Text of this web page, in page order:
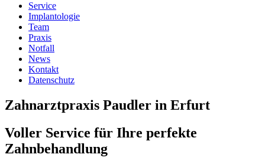
Service
Implantologie
Team
Praxis
Notfall
News
Kontakt
Datenschutz
Zahnarztpraxis Paudler in Erfurt
Voller Service für Ihre perfekte
Zahnbehandlung